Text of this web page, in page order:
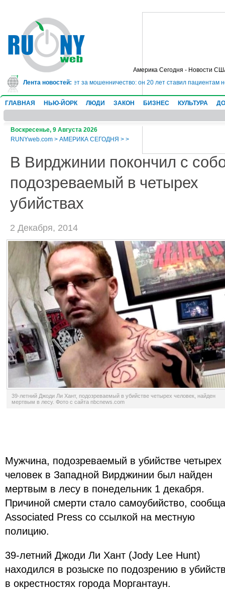
Америка Сегодня - Новости
Лента новостей:
в тюрьму на 10 лет за мошенничество: он 20 лет ставил пациентам
ГЛАВНАЯ НЬЮ-ЙОРК ЛЮДИ ЗАКОН БИЗНЕС КУЛЬТУРА
Воскресенье, 9 Августа 2026
RUNYweb.com > АМЕРИКА СЕГОДНЯ > >
В Вирджинии покончил с
подозреваемый в четырех
убийствах
2 Декабря, 2014
39-летний Джоди Ли Хант, подозреваемый в убийстве четырех человек, найден
мертвым в лесу. Фото с сайта nbcnews.com
Мужчина, подозреваемый в убийстве четырех
человек в Западной Вирджинии был найден
мертвым в лесу в понедельник 1 декабря.
Причиной смерти стало самоубийство,
Associated Press со ссылкой на местную
полицию.
39-летний Джоди Ли Хант (Jody Lee Hunt)
находился в розыске по подозрению в
в окрестностях города Моргантаун.